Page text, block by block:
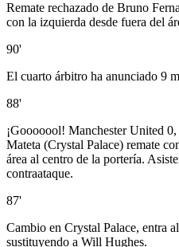
Remate rechazado de Bruno
con la izquierda desde fuera del
90'
El cuarto árbitro ha anunciado 9
88'
¡Gooooool! Manchester United
Mateta (Crystal Palace) remate
área al centro de la portería.
contraataque.
87'
Cambio en Crystal Palace, entra
sustituyendo a Will Hughes.